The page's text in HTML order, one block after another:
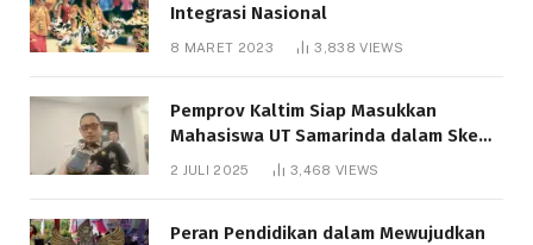
Integrasi Nasional
8 MARET 2023 3,838VIEWS
Pemprov Kaltim Siap Masukkan
Mahasiswa UT Samarinda dalam Skema
Bantuan Pendidikan Gratispol
2 JULI 2025 3,468 VIEWS
Peran Pendidikan dalam Mewujudkan